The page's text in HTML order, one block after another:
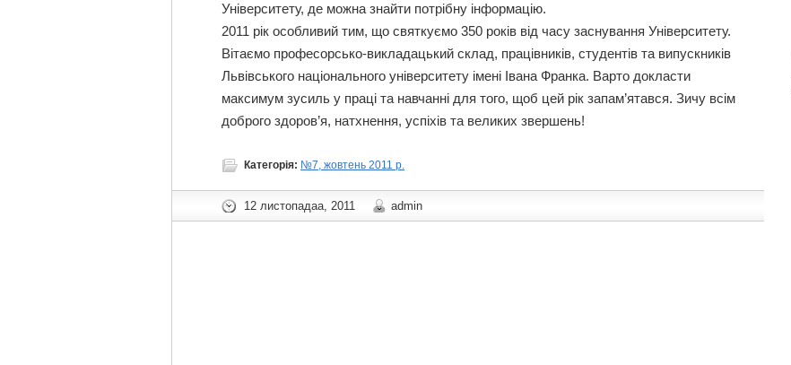
Університету, де можна знайти потрібну інформацію.
2011 рік особливий тим, що святкуємо 350 років від часу заснування Університету.
Вітаємо професорсько-викладацький склад, працівників, студентів та випускників
Львівського національного університету імені Івана Франка. Варто докласти
максимум зусиль у праці та навчанні для того, щоб цей рік запам’ятався. Зичу всім
доброго здоров’я, натхнення, успіхів та великих звершень!
Категорія: №7, жовтень 2011 р.
12 листопадаа, 2011 admin